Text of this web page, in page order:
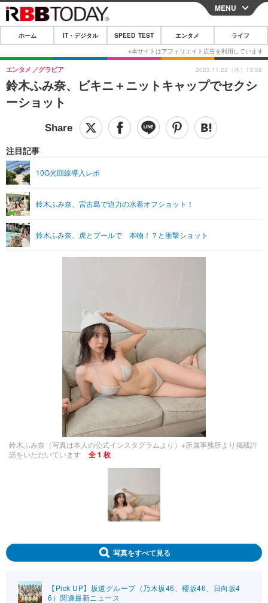
CLOSE
ホーム
IT・デジタル
IT・デジタルTOP スマートフォン
ショッピング その他
SPEED TEST
エンタメTOP 映画・ドラマ
グラビア
ショッピング その他
ライフTOP
リリース一覧
プッシュ通知の停止方法
MENU
ホーム IT・デジタル SPEED TEST エンタメ ライフ
鈴木ふみ奈、ビキニ＋ニットキャップでセクシ
ーショット
エンタメ グラビア
注目記事
10G光回線導入レポ
鈴木ふみ奈、宮古島で迫力の水着オフショット！
鈴木ふみ奈、虎とプールで 本物！？と衝撃ショット
2023.11.22（水）13:58
鈴木ふみ奈（写真は本人の公式インスタグラムより）※所属事務所より掲載許
諾をいただいています
全 1 枚
写真をすべて見る
【Pick UP】坂道グループ（乃木坂46、櫻坂46、日向坂4
6）関連最新ニュース